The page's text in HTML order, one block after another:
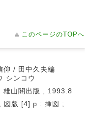
このページのTOPへ
仰 / 田中久夫編
シンコウ
雄山閣出版 , 1993.8
図版 [4] p : 挿図 ;